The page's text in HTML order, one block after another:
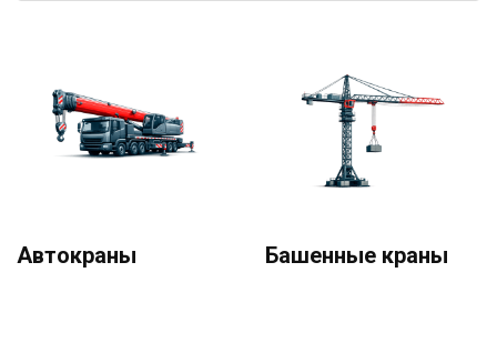
Автокраны Башенные краны